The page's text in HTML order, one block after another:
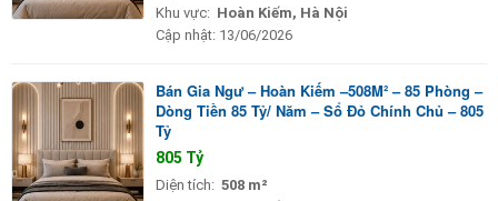
Khu vực: Hoàn Kiếm, Hà Nội
Cập nhật: 13/06/2026
Bán Gia Ngư – Hoàn Kiếm –508M² – 85 Phòng –
Dòng Tiền 85 Tỷ/ Năm – Sổ Đỏ Chính Chủ – 805
Tỷ
805 Tỷ
Diện tích: 508 m²